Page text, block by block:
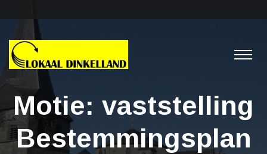
Motie: vaststelling
Bestemmingsplan